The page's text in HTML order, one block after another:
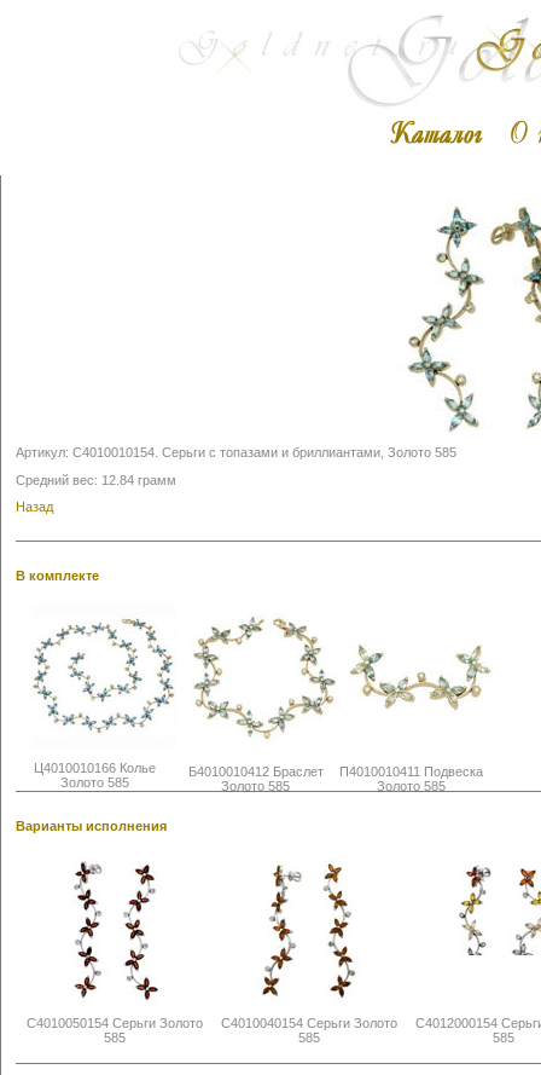
Артикул: С4010010154 Серьги с топазами и бриллиантами, Золото 585
Средний вес: 12.84 грамм
Назад
В комплекте
Ц4010010166 Колье
Золото 585
Б4010010412 Браслет
Золото 585
П4010010411 Подвеска
Золото 585
Варианты исполнения
С4010050154 Серьги Золото
585
С4010040154 Серьги Золото
585
С4012000154
585